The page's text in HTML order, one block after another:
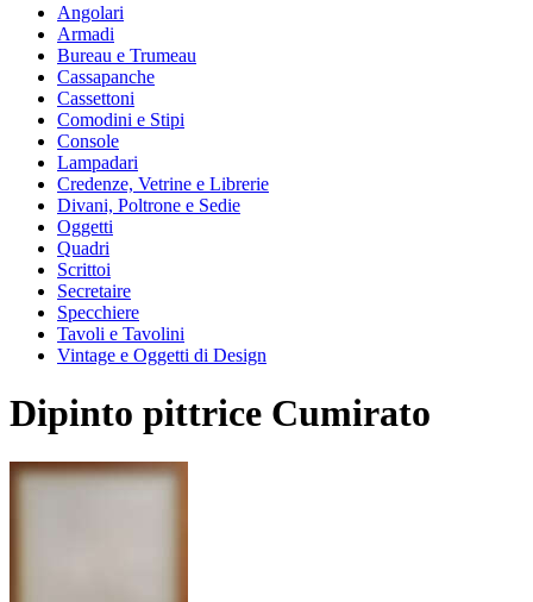
Angolari
Armadi
Bureau e Trumeau
Cassapanche
Cassettoni
Comodini e Stipi
Console
Lampadari
Credenze, Vetrine e Librerie
Divani, Poltrone e Sedie
Oggetti
Quadri
Scrittoi
Secretaire
Specchiere
Tavoli e Tavolini
Vintage e Oggetti di Design
Dipinto pittrice Cumirato